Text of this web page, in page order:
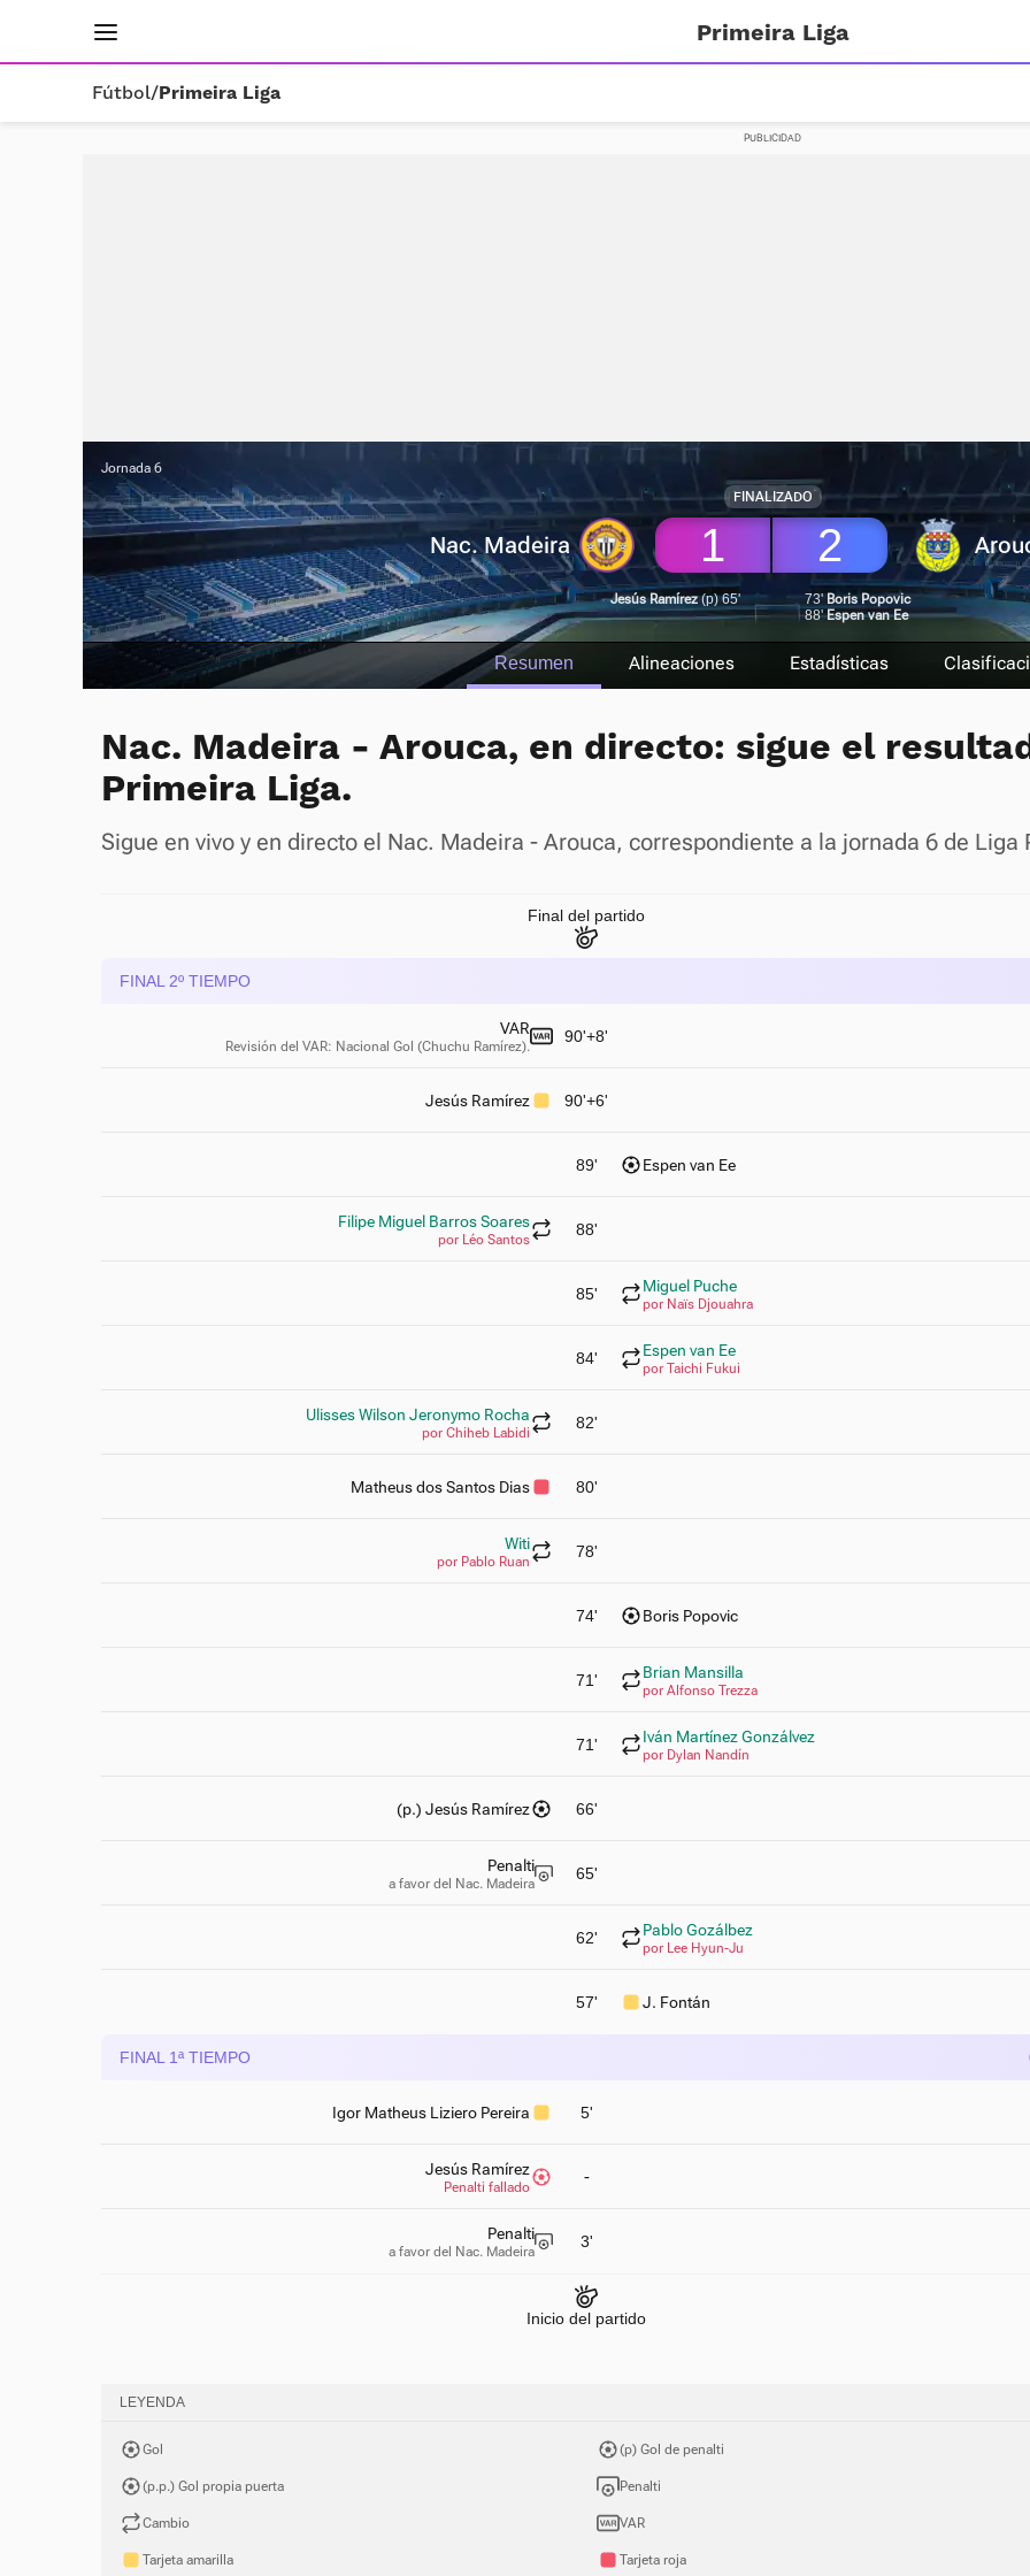
Primeira Liga
Fútbol/Primeira Liga
Jornada 6
FINALIZADO
Nac. Madeira 1 2
Jesús Ramírez(p) 65' 73' Boris Popovic
88'Espen van Ee
Resumen Alineaciones Estadísticas
Nac. Madeira - Arouca, en directo: sigue el
Primeira Liga.
Sigue en vivo y en directo el Nac. Madeira - Arouca, correspondiente a la jornada 6 de Liga
Final del partido
FINAL 2º TIEMPO
VAR
Revisión del VAR: Nacional Gol (Chuchu Ramírez).
90'+8'
Jesús Ramírez 90'+6'
89' Espen van Ee
Filipe Miguel Barros Soares
por Léo Santos
88'
85' Miguel Puche
por Naïs Djouahra
84' Espen van Ee
por Taichi Fukui
Ulisses Wilson Jeronymo Rocha
por Chiheb Labidi
82'
Matheus dos Santos Dias 80'
Witi
por Pablo Ruan
78'
74' Boris Popovic
71' Brian Mansilla
por Alfonso Trezza
71' Iván Martínez Gonzálvez
por Dylan Nandín
(p.) Jesús Ramírez 66'
Penalti
a favor del Nac. Madeira
65'
62' Pablo Gozálbez
por Lee Hyun-Ju
57' J. Fontán
FINAL 1ª TIEMPO
Igor Matheus Liziero Pereira 5'
Jesús Ramírez
Penalti fallado
-
Penalti
a favor del Nac. Madeira
3'
Inicio del partido
LEYENDA
Gol
(p.p.) Gol propia puerta
Cambio
Tarjeta amarilla
(p) Gol de penalti
Penalti
VAR
Tarjeta roja